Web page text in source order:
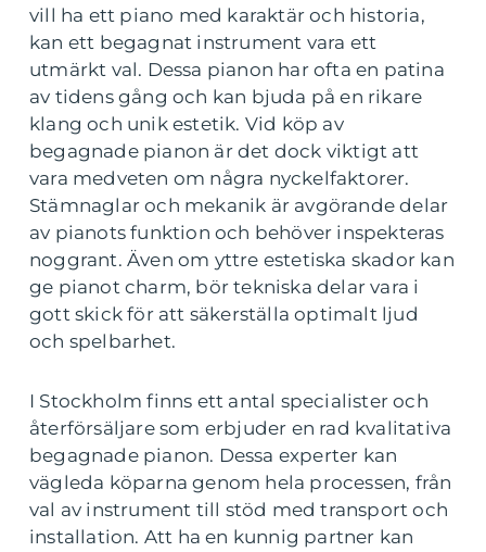
vill ha ett piano med karaktär och historia,
kan ett begagnat instrument vara ett
utmärkt val. Dessa pianon har ofta en patina
av tidens gång och kan bjuda på en rikare
klang och unik estetik. Vid köp av
begagnade pianon är det dock viktigt att
vara medveten om några nyckelfaktorer.
Stämnaglar och mekanik är avgörande delar
av pianots funktion och behöver inspekteras
noggrant. Även om yttre estetiska skador kan
ge pianot charm, bör tekniska delar vara i
gott skick för att säkerställa optimalt ljud
och spelbarhet.
I Stockholm finns ett antal specialister och
återförsäljare som erbjuder en rad kvalitativa
begagnade pianon. Dessa experter kan
vägleda köparna genom hela processen, från
val av instrument till stöd med transport och
installation. Att ha en kunnig partner kan